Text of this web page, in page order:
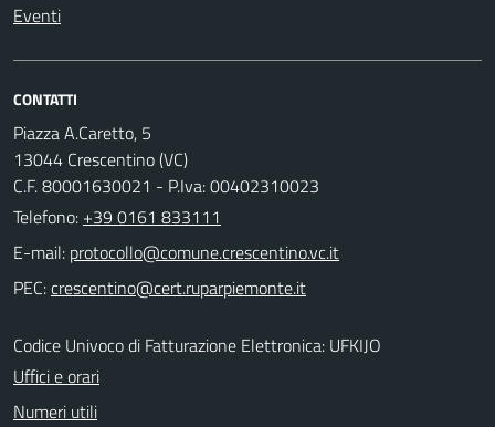
Eventi
CONTATTI
Piazza A.Caretto, 5
13044 Crescentino (VC)
C.F. 80001630021 - P.Iva: 00402310023
Telefono: +39 0161 833111
E-mail:
PEC:
Codice Univoco di Fatturazione Elettronica: UFKIJO
Uffici e orari
Numeri utili